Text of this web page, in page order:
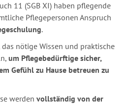
11 (SGB XI) haben pflegende
Pflegepersonen Anspruch
.
nötige Wissen und praktische
um Pflegebedürftige sicher,
Gefühl zu Hause betreuen zu
werden vollständig von der